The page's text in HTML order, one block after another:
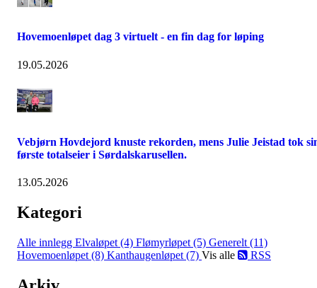
Hovemoenløpet dag 3 virtuelt - en fin dag for løping
19.05.2026
Vebjørn Hovdejord knuste rekorden, mens Julie Jeistad tok
første totalseier i Sørdalskarusellen.
13.05.2026
Kategori
Alle innlegg Elvaløpet (4) Flømyrløpet (5) Generelt (11)
Hovemoenløpet (8) Kanthaugenløpet (7) Vis alle RSS